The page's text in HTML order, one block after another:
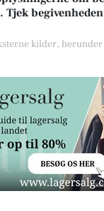
kilder,